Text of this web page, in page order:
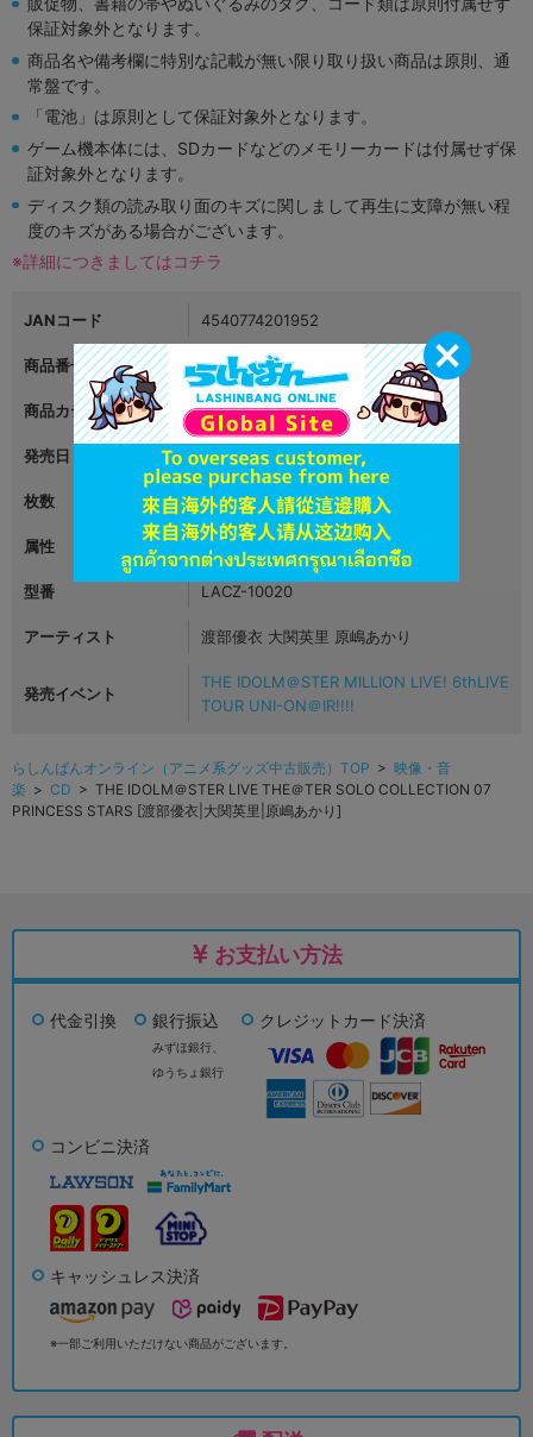
保証対象外となります。
商品名や備考欄に特別な記載が無い限り取り扱い商品は原則、通
常盤です。
「電池」は原則として保証対象外となります。
ゲーム機本体には、SDカードなどのメモリーカードは付属せず保
証対象外となります。
ディスク類の読み取り面のキズに関しまして再生に支障が無い程
度のキズがある場合がございます。
※詳細につきましてはコチラ
JANコード 4540774201952
商品番号 L02460762
商品カテゴリ 映像・音楽
発売日 2019年04月27日
枚数 1
属性 ゲーム
型番 LACZ-10020
アーティスト 渡部優衣 大関英里 原嶋あかり
発売イベント
THE IDOLM＠STER MILLION LIVE! 6thLIVE
TOUR UNI-ON＠IR!!!!
らしんばんオンライン（アニメ系グッズ中古販売）TOP > 映像・音
楽 > CD > THE IDOLM＠STER LIVE THE＠TER SOLO COLLECTION 07
PRINCESS STARS [渡部優衣|大関英里|原嶋あかり]
お支払い方法
代金引換 銀行振込
みずほ銀行、
ゆうちょ銀行
クレジットカード決済
コンビニ決済
キャッシュレス決済
※一部ご利用いただけない商品がございます。